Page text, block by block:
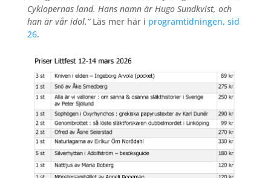
Cyklopernas land. Hans namn är Hugo Sundkvist, och
han är vår idol.” Läs mer här i programtidningen, sid
26.